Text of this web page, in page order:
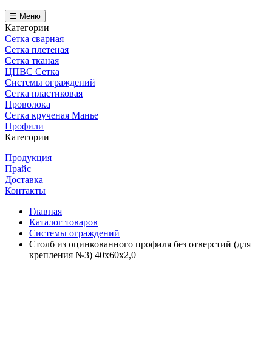
☰ Меню
Категории
Сетка сварная
Сетка плетеная
Сетка тканая
ЦПВС Сетка
Системы ограждений
Сетка пластиковая
Проволока
Сетка крученая Манье
Профили
Категории
Продукция
Прайс
Доставка
Контакты
Главная
Каталог товаров
Системы ограждений
Столб из оцинкованного профиля без отверстий (для
крепления №3) 40х60х2,0